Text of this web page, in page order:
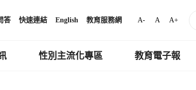
答 快速連結 English 教育服務網 A- A A+
性別主流化專區 教育電子報